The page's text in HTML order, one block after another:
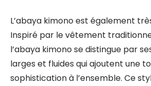
L’abaya kimono est également
Inspiré par le vêtement
l’abaya kimono se distingue par
larges et fluides qui ajoutent une
sophistication à l’ensemble. Ce